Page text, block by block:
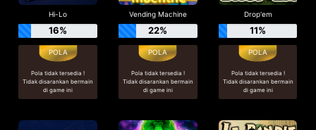
Hi-Lo
16%
Pola tidak tersedia !
Tidak disarankan bermain
di game ini
Vending Machine
22%
Pola tidak tersedia !
Tidak disarankan bermain
di game ini
Drop'em
11%
Pola tidak tersedia !
Tidak disarankan bermain
di game ini